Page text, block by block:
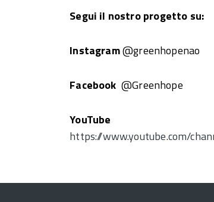
Segui il nostro progetto su:
Instagram@greenhopenao
Facebook @Greenhope
YouTube
https://www.youtube.com/